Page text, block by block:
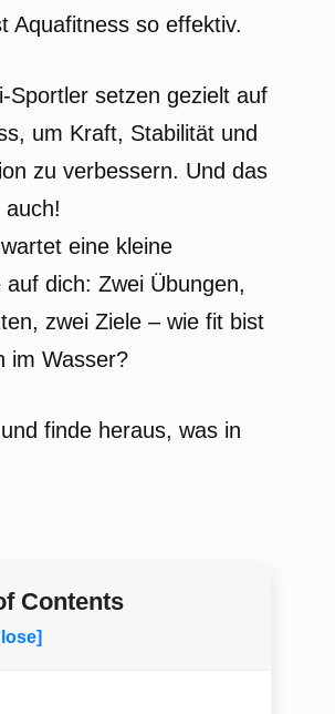
Aquafitness so effektiv.
Sportler setzen gezielt auf
um Kraft, Stabilität und
zu verbessern. Und das
auch!
eine kleine
auf dich: Zwei Übungen,
zwei Ziele – wie fit bist
im Wasser?
finde heraus, was in
Contents